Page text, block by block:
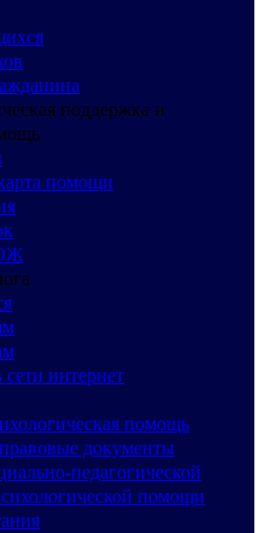
поддержка и
помощи
сети интернет
помощь
документы
педагогической
помощи